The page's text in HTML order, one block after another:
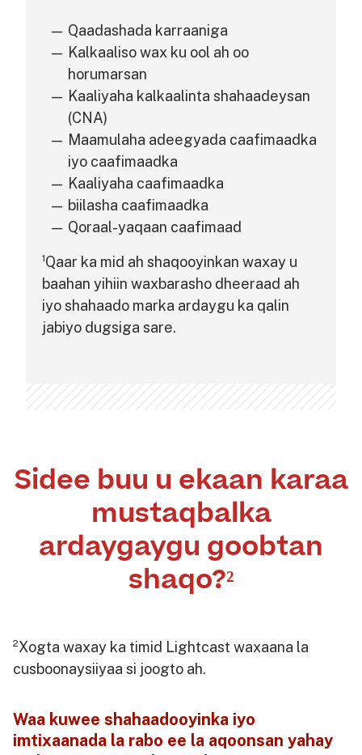
Qaadashada karraaniga
Kalkaaliso wax ku ool ah oo
horumarsan
Kaaliyaha kalkaalinta shahaadeysan
(CNA)
Maamulaha adeegyada caafimaadka
iyo caafimaadka
Kaaliyaha caafimaadka
biilasha caafimaadka
Qoraal-yaqaan caafimaad
¹Qaar ka mid ah shaqooyinkan waxay u
baahan yihiin waxbarasho dheeraad ah
iyo shahaado marka ardaygu ka qalin
jabiyo dugsiga sare.
Sidee buu u ekaan karaa
mustaqbalka
ardaygaygu goobtan
shaqo?²
²Xogta waxay ka timid Lightcast waxaana la
cusboonaysiiyaa si joogto ah.
Waa kuwee shahaadooyinka iyo
imtixaanada la rabo ee la aqoonsan yahay